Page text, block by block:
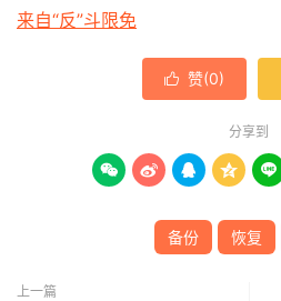
来自“反”斗限免
 赞(0)
分享到
    
备份 恢复
上一篇